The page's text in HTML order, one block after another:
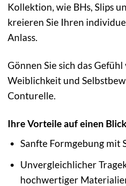
Kollektion, wie BHs, Slips
kreieren Sie Ihren
Anlass.
Gönnen Sie sich das
Weiblichkeit und
Conturelle.
Ihre Vorteile auf einen
Sanfte Formgebung mit
Unvergleichlicher
hochwertiger